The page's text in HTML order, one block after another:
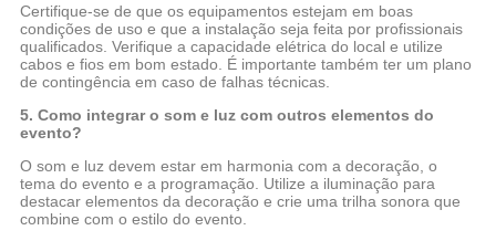
Certifique-se de que os equipamentos estejam em boas
condições de uso e que a instalação seja feita por profissionais
qualificados. Verifique a capacidade elétrica do local e utilize
cabos e fios em bom estado. É importante também ter um plano
de contingência em caso de falhas técnicas.
5. Como integrar o som e luz com outros elementos do
evento?
O som e luz devem estar em harmonia com a decoração, o
tema do evento e a programação. Utilize a iluminação para
destacar elementos da decoração e crie uma trilha sonora que
combine com o estilo do evento.